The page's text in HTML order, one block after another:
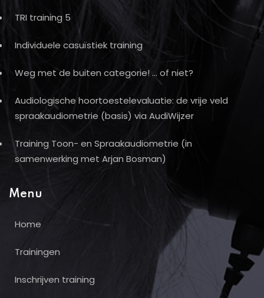
TRI training 5
Individuele casuïstiek training
Weg met de buiten categorie! … of niet?
Audiologische hoortoestelevaluatie: de vrije veld
spraakaudiometrie (basis) via AudiWijzer
Training Toon- en Spraakaudiometrie (in
samenwerking met Arjan Bosman)
Menu
Home
Trainingen
Inschrijven training